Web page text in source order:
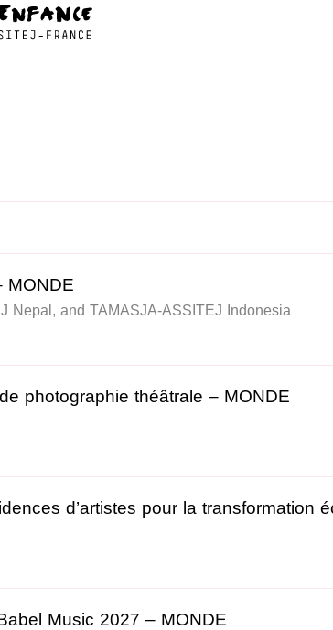
MONDE
Nepal, and TAMASJA-ASSITEJ Indonesia
photographie théâtrale – MONDE
d’artistes pour la transformation
Music 2027 – MONDE